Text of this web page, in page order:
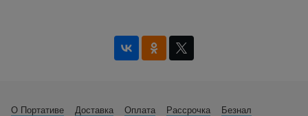
О Портативе Доставка Оплата Рассрочка
Безнал